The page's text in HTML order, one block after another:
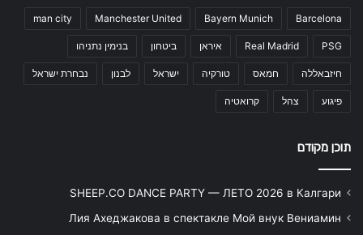
Barcelona
Bayern Munich
Manchester United
man city
PSG
Real Madrid איראן ביטחון בנימין נתניהו
חיזבאללה חמאס טורקיה ישראל לבנון נבחרת ישראל
פיגוע צהל קרואטיה
תוכן מקודם
SHEEP.CO DANCE PARTY — ЛЕТО 2026 в Калгари
Лия Ахеджакова в спектакле Мой внук Вениамин